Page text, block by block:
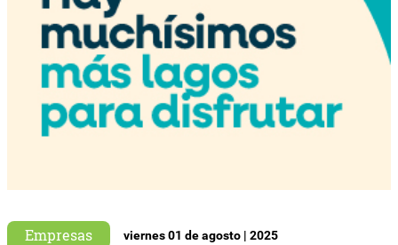
Empresas viernes 01 de agosto | 2025